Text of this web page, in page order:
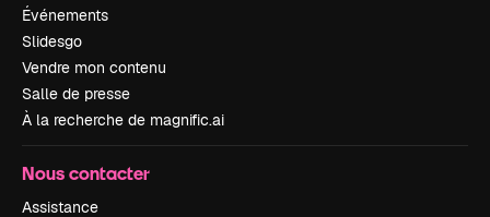
Événements
Slidesgo
Vendre mon contenu
Salle de presse
À la recherche de magnific.ai
Nous contacter
Assistance